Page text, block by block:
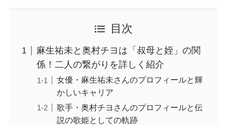
目次
麻生祐未と奥村チヨは「叔母と姪」の関
係！二人の繋がりを詳しく紹介
女優・麻生祐未さんのプロフィールと輝
かしいキャリア
歌手・奥村チヨさんのプロフィールと伝
説の歌姫としての軌跡